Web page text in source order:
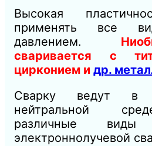
Высокая
применять все
давлением.
сваривается с
цирконием и др.
Сварку ведут в
нейтральной
различные
электроннолучевой